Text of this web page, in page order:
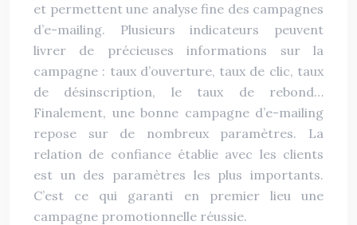
et permettent une analyse fine des campagnes
d’e-mailing. Plusieurs indicateurs peuvent
livrer de précieuses informations sur la
campagne : taux d’ouverture, taux de clic, taux
de désinscription, le taux de rebond…
Finalement, une bonne campagne d’e-mailing
repose sur de nombreux paramètres. La
relation de confiance établie avec les clients
est un des paramètres les plus importants.
C’est ce qui garanti en premier lieu une
campagne promotionnelle réussie.